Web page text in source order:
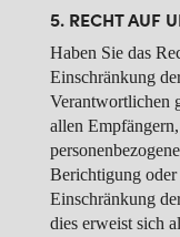
5. RECHT AUF
Haben Sie das
Einschränkung
Verantwortlichen
allen
Berichtigung
Einschränkung
dies erweist sich